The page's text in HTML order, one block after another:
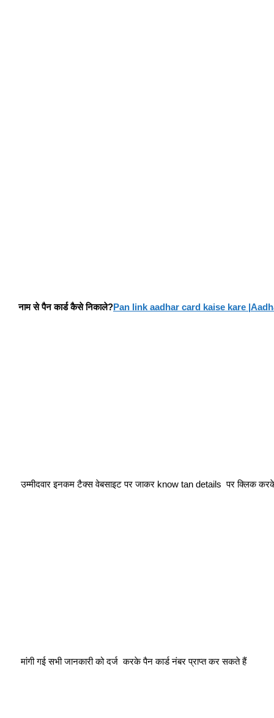
नाम से पैन कार्ड कैसे निकाले?Pan link aadhar card kaise kare
उम्मीदवार इनकम टैक्स वेबसाइट पर जाकर know tan details  पर क्लिक
मांगी गई सभी जानकारी को दर्ज  करके पैन कार्ड नंबर प्राप्त कर सकते हैं